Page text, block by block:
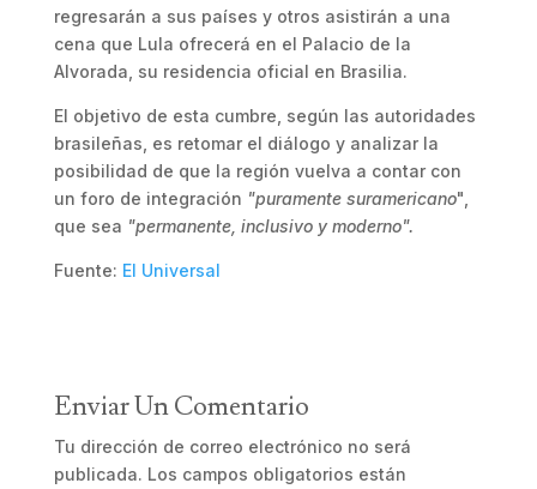
regresarán a sus países y otros asistirán a una
cena que Lula ofrecerá en el Palacio de la
Alvorada, su residencia oficial en Brasilia.
El objetivo de esta cumbre, según las autoridades
brasileñas, es retomar el diálogo y analizar la
posibilidad de que la región vuelva a contar con
un foro de integración "puramente suramericano",
que sea "permanente, inclusivo y moderno".
Fuente: El Universal
Enviar Un Comentario
Tu dirección de correo electrónico no será
publicada. Los campos obligatorios están